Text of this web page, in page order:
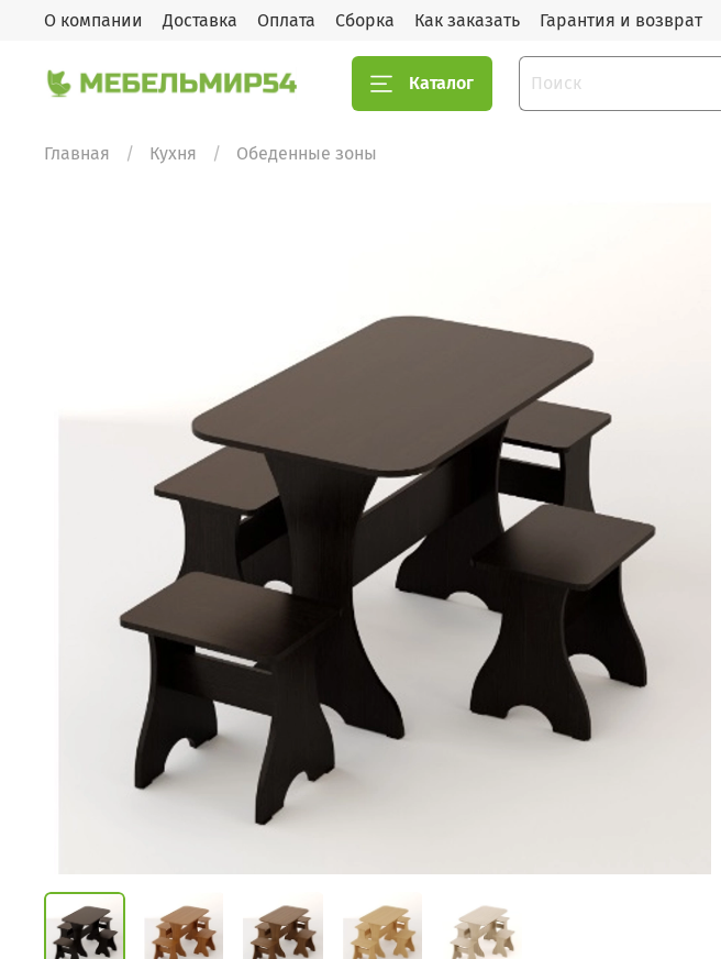
О компании Доставка Оплата Сборка Как заказать Гарантия и возврат
Каталог
Главная Кухня Обеденные зоны